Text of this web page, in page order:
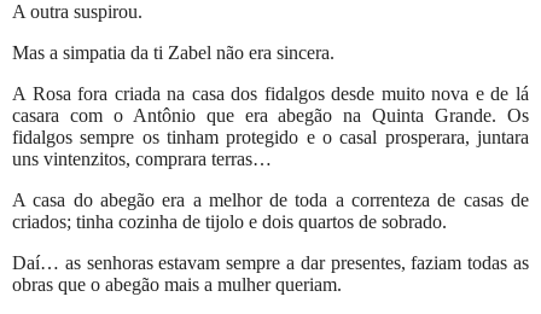
A outra suspirou.
Mas a simpatia da ti Zabel não era sincera.
A Rosa fora criada na casa dos fidalgos desde muito nova e de lá
casara com o Antônio que era abegão na Quinta Grande. Os
fidalgos sempre os tinham protegido e o casal prosperara, juntara
uns vintenzitos, comprara terras…
A casa do abegão era a melhor de toda a correnteza de casas de
criados; tinha cozinha de tijolo e dois quartos de sobrado.
Daí… as senhoras estavam sempre a dar presentes, faziam todas as
obras que o abegão mais a mulher queriam.